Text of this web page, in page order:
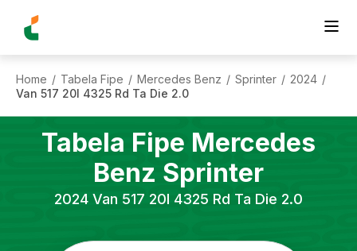
Home / Tabela Fipe / Mercedes Benz / Sprinter / 2024 /
Van 517 20l 4325 Rd Ta Die 2.0
Tabela Fipe Mercedes
Benz Sprinter
2024 Van 517 20l 4325 Rd Ta Die 2.0